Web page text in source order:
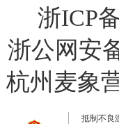
浙ICP
浙公网安
杭州麦象
抵制不良